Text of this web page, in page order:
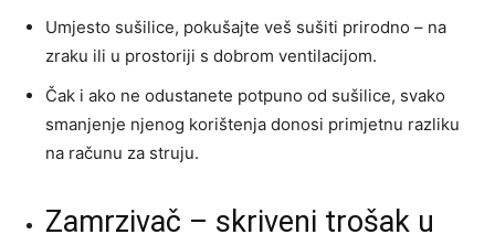
Umjesto sušilice, pokušajte veš sušiti prirodno – na
zraku ili u prostoriji s dobrom ventilacijom.
Čak i ako ne odustanete potpuno od sušilice, svako
smanjenje njenog korištenja donosi primjetnu razliku
na računu za struju.
Zamrzivač – skriveni trošak u